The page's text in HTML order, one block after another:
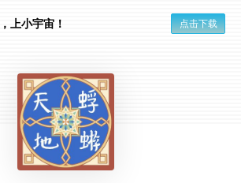
上小宇宙！ 点击下载